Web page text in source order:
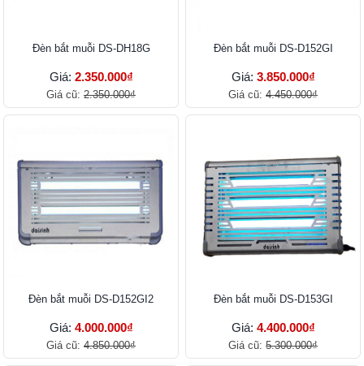
Đèn bắt muỗi DS-DH18G
Giá: 2.350.000₫
Giá cũ: 2.350.000₫
Đèn bắt muỗi DS-D152GI
Giá: 3.850.000₫
Giá cũ: 4.450.000₫
Đèn bắt muỗi DS-D152GI2
Giá: 4.000.000₫
Giá cũ: 4.850.000₫
Đèn bắt muỗi DS-D153GI
Giá: 4.400.000₫
Giá cũ: 5.300.000₫